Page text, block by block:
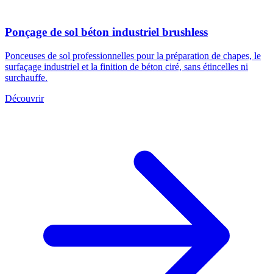
Ponçage de sol béton industriel brushless
Ponceuses de sol professionnelles pour la préparation de chapes, le
surfaçage industriel et la finition de béton ciré, sans étincelles ni
surchauffe.
Découvrir